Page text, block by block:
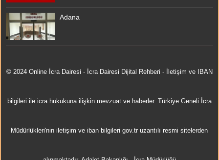
Adana
© 2024 Online İcra Dairesi - İcra Dairesi Dijital Rehberi - İletişim ve IBAN
bilgileri ile icra hukukuna ilişkin mevzuat ve haberler. Türkiye Geneli İcra
Müdürlükleri'nin iletişim ve iban bilgileri gov.tr uzantılı resmi sitelerden